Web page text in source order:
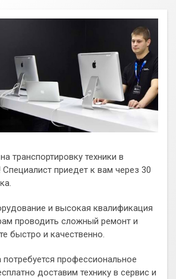
транспортировку техники в
приедет к вам через 30
и высокая квалификация
проводить сложный ремонт и
быстро и качественно.
профессиональное
доставим технику в сервис и